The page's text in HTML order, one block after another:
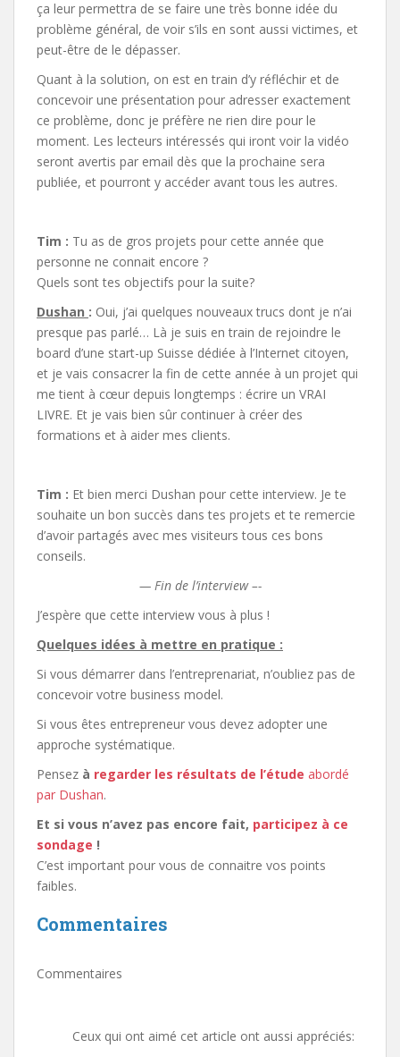
ça leur permettra de se faire une très bonne idée du
problème général, de voir s’ils en sont aussi victimes, et
peut-être de le dépasser.
Quant à la solution, on est en train d’y réfléchir et de
concevoir une présentation pour adresser exactement
ce problème, donc je préfère ne rien dire pour le
moment. Les lecteurs intéressés qui iront voir la vidéo
seront avertis par email dès que la prochaine sera
publiée, et pourront y accéder avant tous les autres.
Tim : Tu as de gros projets pour cette année que
personne ne connait encore ?
Quels sont tes objectifs pour la suite?
Dushan : Oui, j’ai quelques nouveaux trucs dont je n’ai
presque pas parlé… Là je suis en train de rejoindre le
board d’une start-up Suisse dédiée à l’Internet citoyen,
et je vais consacrer la fin de cette année à un projet qui
me tient à cœur depuis longtemps : écrire un VRAI
LIVRE. Et je vais bien sûr continuer à créer des
formations et à aider mes clients.
Tim : Et bien merci Dushan pour cette interview. Je te
souhaite un bon succès dans tes projets et te remercie
d’avoir partagés avec mes visiteurs tous ces bons
conseils.
— Fin de l’interview –-
J’espère que cette interview vous à plus !
Quelques idées à mettre en pratique :
Si vous démarrer dans l’entreprenariat, n’oubliez pas de
concevoir votre business model.
Si vous êtes entrepreneur vous devez adopter une
approche systématique.
Pensez à regarder les résultats de l’étude abordé
par Dushan.
Et si vous n’avez pas encore fait, participez à ce
sondage !
C’est important pour vous de connaitre vos points
faibles.
Commentaires
Commentaires
Ceux qui ont aimé cet article ont aussi appréciés: